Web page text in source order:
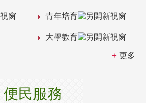
青年培育
大學教育
更多
便民服務